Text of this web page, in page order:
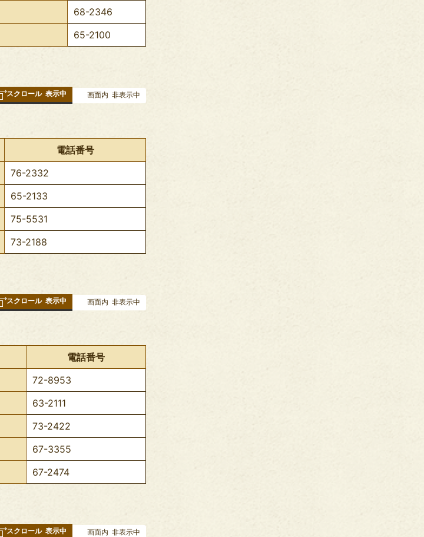
68-2346
65-2100
スクロール 表示中 画面内 非表示中
電話番号
76-2332
65-2133
75-5531
73-2188
スクロール 表示中 画面内 非表示中
電話番号
72-8953
63-2111
73-2422
67-3355
67-2474
スクロール 表示中 画面内 非表示中